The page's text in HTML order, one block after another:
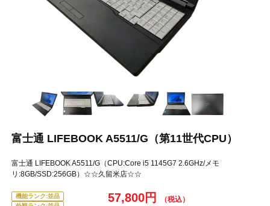
富士通 LIFEBOOK A5511/G（第11世代CPU）
富士通 LIFEBOOK A5511/G（CPU:Core i5 1145G7 2.6GHz/メモ
リ:8GB/SSD:256GB）☆☆久留米店☆☆
機能ランク:並品
57,800円